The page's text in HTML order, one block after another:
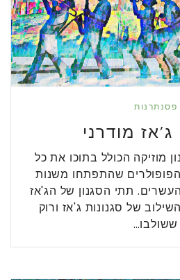
פסנתרנות
מודרני
מוזיקה הכולל בתוכו את כל
שהתפתחו משנות
תתי הסגנון של הג'אז
של סגנונות ג'אז ורוק
ששולבו…